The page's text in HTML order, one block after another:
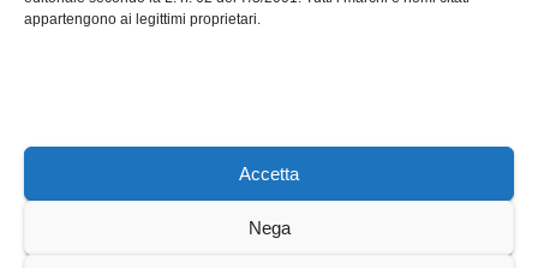
appartengono ai legittimi proprietari.
Accetta
Nega
Axeleroacademy.it